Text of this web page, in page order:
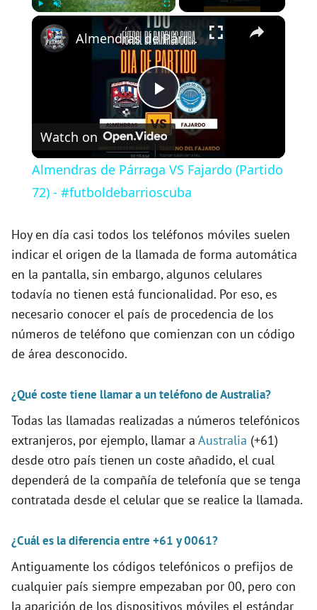
Fullscreen ×
P
l
a
y
V
i
e
o
Almendras de Párraga VS Fajardo (Partido 72) - #futboldebarrioscuba
Watch on
Almendras de Párraga VS Fajardo (Partido
72) - #futboldebarrioscuba
Hoy en día casi todos los teléfonos móviles suelen
indicar el origen de la llamada de forma automática
en la pantalla, sin embargo, algunos celulares
todavía no tienen está funcionalidad. Por eso, es
necesario conocer el país de procedencia de los
números de teléfono que comienzan con un código
de área desconocido.
¿Qué coste tiene llamar a un teléfono de Australia?
Todas las llamadas realizadas a números telefónicos
extranjeros, por ejemplo, llamar a Australia (+61)
desde otro país tienen un coste añadido, el cual
dependerá de la compañía de telefonía que se tenga
contratada desde el celular que se realice la llamada.
¿Cuál es la diferencia entre +61 y 0061?
Antiguamente los códigos telefónicos o prefijos de
cualquier país siempre empezaban por 00, pero con
la aparición de los dispositivos móviles el estándar